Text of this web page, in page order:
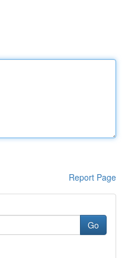
Report Page
Go